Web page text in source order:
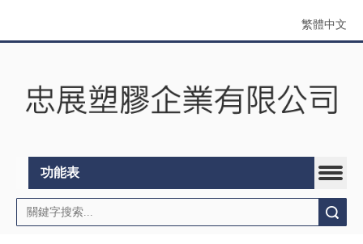
繁體中文
功能表